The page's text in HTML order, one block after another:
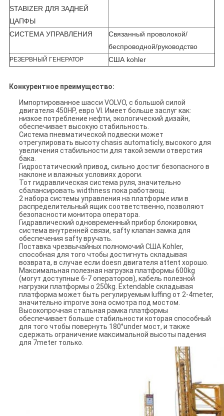
STABIZER ДЛЯ ЗАДНЕЙ
ЦАПФЫ
СИСТЕМА УПРАВЛЕНИЯ
Связанный проволокой/
беспроводной/руководство
РЕЗЕРВНЫЙ ГЕНЕРАТОР США kohler
Конкурентное преимущество:
Импортированное шасси VOLVO, с большой силой
двигателя 450HP, евро VI. Имеет больше заслуг как:
низкое потребление нефти, экологический дизайн,
обеспечивает высокую стабильность.
Система пневматической подвески может
отрегулировать высоту chasis automaticly, высокого для
увеличения стабильности для такой земли отверстия
бака.
Гидростатический привод, сильно достиг безопасного в
наклоне и влажных условиях дороги.
Тот гидравлическая система руля, значительно
сбалансировать widthness пока работающ.
2 набора системы управления на платформе или в
распределительный ящик соответственно, позволяют
безопасности монитора оператора.
Гидравлический одновременный прибор блокировки,
система внутренней связи, safty клапан замка для
обеспечения safty вручать.
Поставка чрезвычайных полномочий США Kohler,
способная для того чтобы достигнуть складывая
возврата, в случае если doesn двигателя attent хорошо.
Максимальная полезная нагрузка платформы 600kg
(могут доступные 6-7 операторов), кабель полезной
нагрузки платформы о 250kg. Extendable складывая
платформа может быть регулируемым luffing от 2-4meter,
значительно imporve зона осмотра под мостом.
Высокопрочная стальная рамка платформы
обеспечивает больше стабильности которая способный
для того чтобы повернуть 180°under мост, и также
сдержать ограничение максимальной высоты падения
для 7meter только.